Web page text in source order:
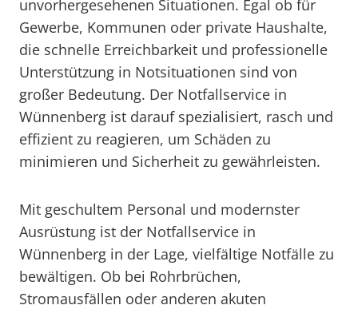
unvorhergesehenen Situationen. Egal ob für
Gewerbe, Kommunen oder private Haushalte,
die schnelle Erreichbarkeit und professionelle
Unterstützung in Notsituationen sind von
großer Bedeutung. Der Notfallservice in
Wünnenberg ist darauf spezialisiert, rasch und
effizient zu reagieren, um Schäden zu
minimieren und Sicherheit zu gewährleisten.
Mit geschultem Personal und modernster
Ausrüstung ist der Notfallservice in
Wünnenberg in der Lage, vielfältige Notfälle zu
bewältigen. Ob bei Rohrbrüchen,
Stromausfällen oder anderen akuten